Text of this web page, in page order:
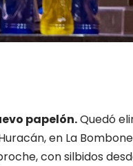
papelón.Quedó
en La
con silbidos